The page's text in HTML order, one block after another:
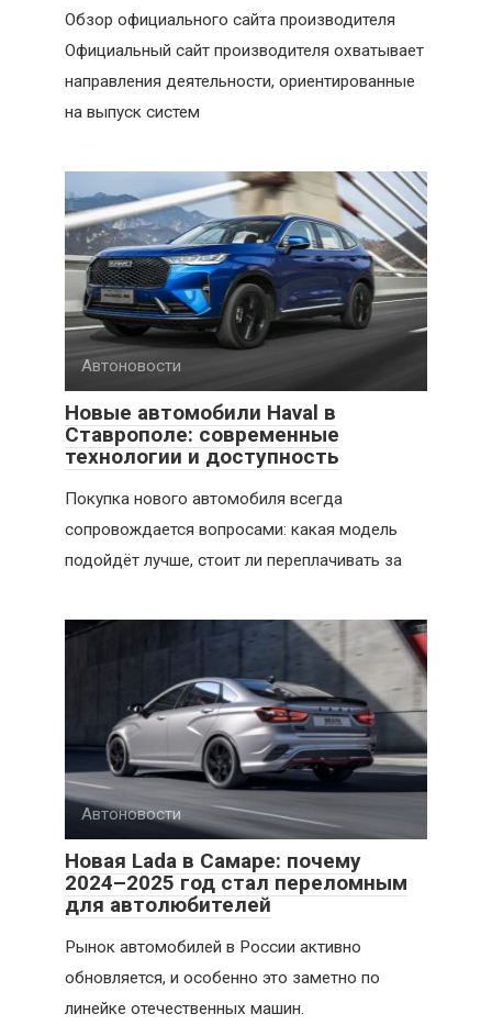
Обзор официального сайта производителя
Официальный сайт производителя охватывает
направления деятельности, ориентированные
на выпуск систем
Автоновости
Новые автомобили Haval в
Ставрополе: современные
технологии и доступность
Покупка нового автомобиля всегда
сопровождается вопросами: какая модель
подойдёт лучше, стоит ли переплачивать за
Автоновости
Новая Lada в Самаре: почему
2024–2025 год стал переломным
для автолюбителей
Рынок автомобилей в России активно
обновляется, и особенно это заметно по
линейке отечественных машин.